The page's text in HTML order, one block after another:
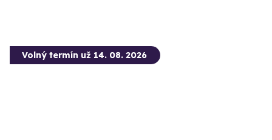
Volný termín už 14. 08. 2026